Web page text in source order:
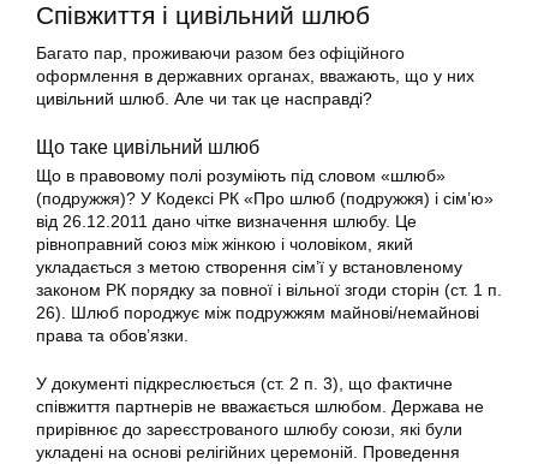
Співжиття і цивільний шлюб
Багато пар, проживаючи разом без офіційного
оформлення в державних органах, вважають, що у них
цивільний шлюб. Але чи так це насправді?
Що таке цивільний шлюб
Що в правовому полі розуміють під словом «шлюб»
(подружжя)? У Кодексі РК «Про шлюб (подружжя) і сім’ю»
від 26.12.2011 дано чітке визначення шлюбу. Це
рівноправний союз між жінкою і чоловіком, який
укладається з метою створення сім’ї у встановленому
законом РК порядку за повної і вільної згоди сторін (ст. 1 п.
26). Шлюб породжує між подружжям майнові/немайнові
права та обов’язки.
У документі підкреслюється (ст. 2 п. 3), що фактичне
співжиття партнерів не вважається шлюбом. Держава не
прирівнює до зареєстрованого шлюбу союзи, які були
укладені на основі релігійних церемоній. Проведення